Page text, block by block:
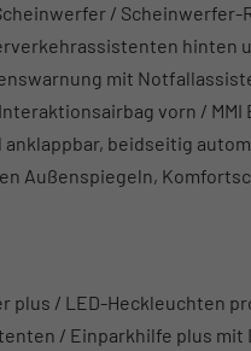
/
hinten
mit
vorn /
beidseitig
Außenspiegeln,
plus / LED-Heckleuchten
/ Einparkhilfe plus